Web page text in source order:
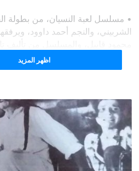
• مسلسل لعبة النسيان، من بطولة
الشربيني، والنجم أحمد داوود،
• مسلسل سكر زيادة، من بطولة
• مسلسل 2 في صندوق، وهو
بطولة أبناء مسرح مصر، ويأتي من
حمدي الميرغني ومحمد أسامة
قنوات ام بي سي
• مسلسل البرنس، بطولة محمد
اظهر المزيد